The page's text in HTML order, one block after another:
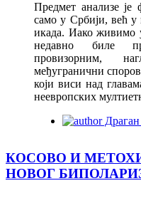
Предмет анализе је
само у Србији, већ у
икада. Иако живимо
недавно биле
провизорним,
међугранични
који виси над
неевропских
КОСОВО И
НОВОГ